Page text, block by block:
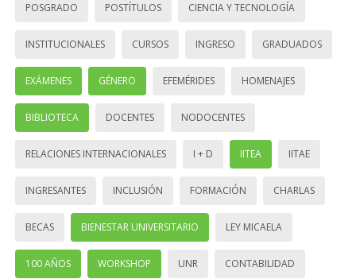
POSGRADO POSTÍTULOS CIENCIA Y TECNOLOGÍA
INSTITUCIONALES CURSOS INGRESO GRADUADOS
EXÁMENES GÉNERO EFEMÉRIDES HOMENAJES
BIBLIOTECA DOCENTES NODOCENTES
RELACIONES INTERNACIONALES I + D IITEA IITAE
INGRESANTES INCLUSIÓN FORMACIÓN CHARLAS
BECAS BIENESTAR UNIVERSITARIO LEY MICAELA
100 AÑOS WORKSHOP UNR CONTABILIDAD